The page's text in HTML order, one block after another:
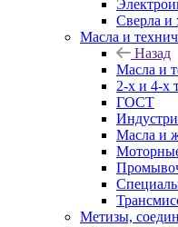
Сверла и
Масла и
Назад
Масла и
2-х и 4-х
ГОСТ
Масла и
Метизы,